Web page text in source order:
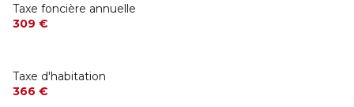
Taxe foncière annuelle
309 €
Taxe d'habitation
366 €